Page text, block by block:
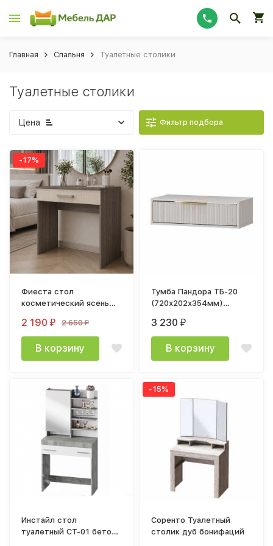
Главная Спальня Туалетные столики
Туалетные столики
Цена Фильтр подбора
-17%
Фиеста стол
косметический ясень
шимо светлый
2 190₽ 2 650₽
В корзину
Тумба Пандора ТБ-20
(720х202х354мм)
3 230₽
В корзину
Инстайл стол
туалетный СТ-01 бетон /
-15%
Соренто Туалетный
столик дуб бонифаций